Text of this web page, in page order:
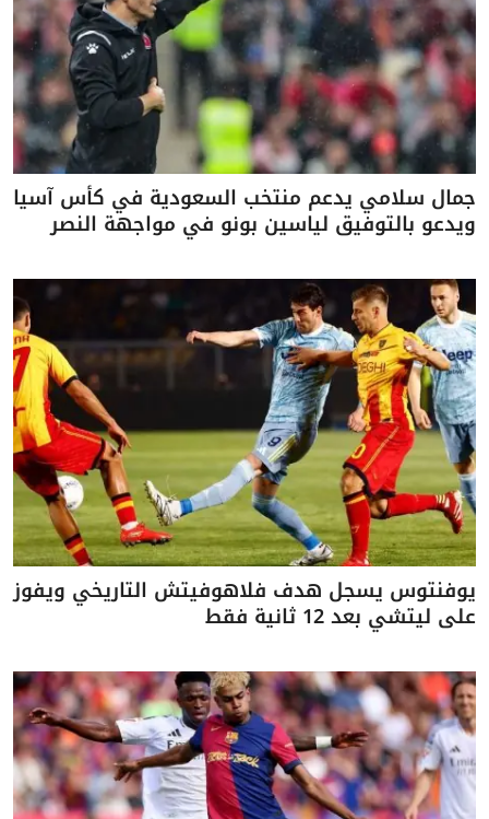
جمال سلامي يدعم منتخب السعودية في كأس آسيا
ويدعو بالتوفيق لياسين بونو في مواجهة النصر
يوفنتوس يسجل هدف فلاهوفيتش التاريخي ويفوز
على ليتشي بعد 12 ثانية فقط